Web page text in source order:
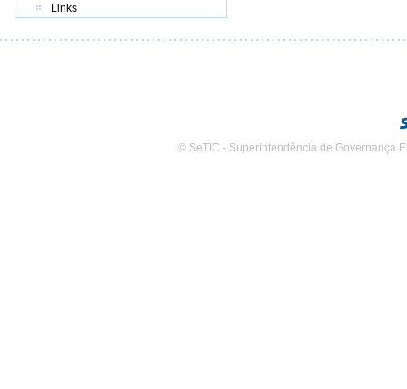
Links
© SeTIC - Superintendência de Governança